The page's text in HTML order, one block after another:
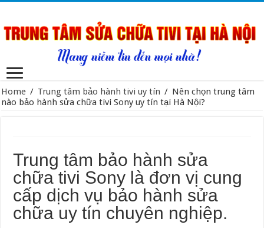
Home / Trung tâm bảo hành tivi uy tín / Nên chọn trung tâm
nào bảo hành sửa chữa tivi Sony uy tín tại Hà Nội?
Trung tâm bảo hành sửa
chữa tivi Sony là đơn vị cung
cấp dịch vụ bảo hành sửa
chữa uy tín chuyên nghiệp.